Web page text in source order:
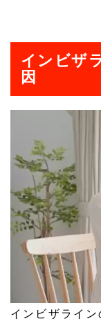
インビザ
因
インビザライ